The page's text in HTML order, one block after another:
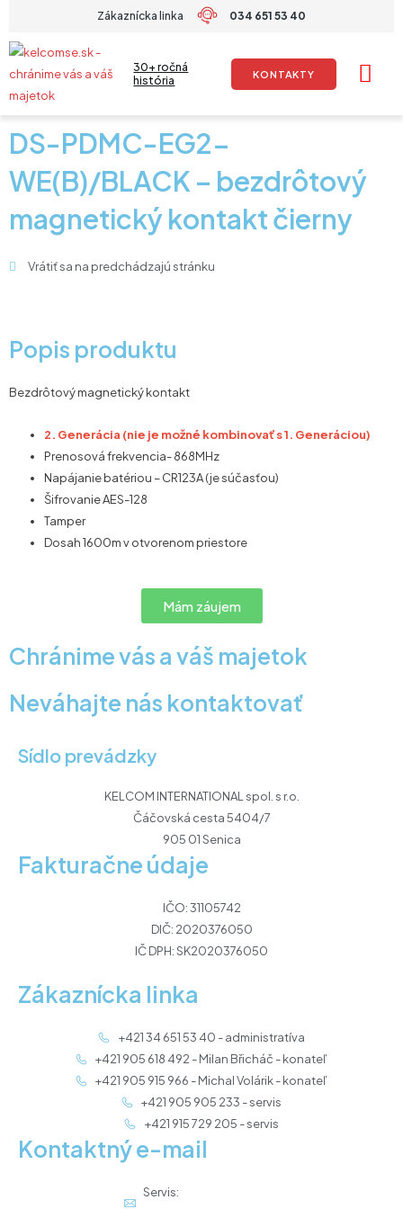
obsah
Zákaznícka linka 034 651 53 40
30+ ročná
história
KONTAKTY
DS-PDMC-EG2-
WE(B)/BLACK – bezdrôtový
magnetický kontakt čierny
Vrátiť sa na predchádzajú stránku
Popis produktu
Bezdrôtový magnetický kontakt
2. Generácia (nie je možné kombinovať s 1. Generáciou)
Prenosová frekvencia- 868MHz
Napájanie batériou – CR123A (je súčasťou)
Šifrovanie AES-128
Tamper
Dosah 1600m v otvorenom priestore
Mám záujem
Chránime vás a váš majetok
Neváhajte nás kontaktovať
Sídlo prevádzky
KELCOM INTERNATIONAL spol. s r.o.
Čáčovská cesta 5404/7
905 01 Senica
Fakturačne údaje
IČO: 31105742
DIČ: 2020376050
IČ DPH: SK2020376050
Zákaznícka linka
+421 34 651 53 40 - administratíva
+421 905 618 492 - Milan Břicháč - konateľ
+421 905 915 966 - Michal Volárik - konateľ
+421 905 905 233 - servis
+421 915 729 205 - servis
Kontaktný e-mail
Servis: